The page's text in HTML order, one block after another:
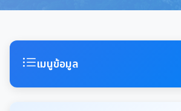
เมนูข้อมูล